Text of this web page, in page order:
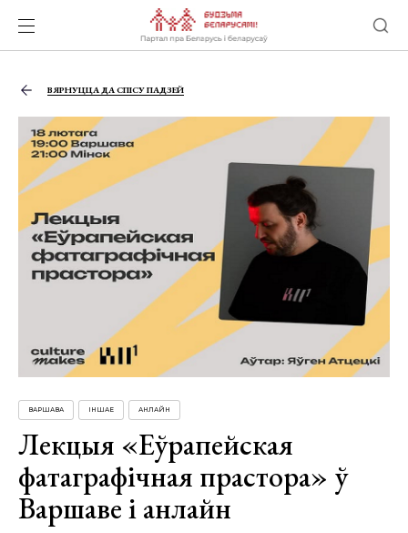
ВЯРНУЦЦА ДА СПІСУ ПАДЗЕЙ
ВАРШАВА ІНШАЕ АНЛАЙН
Лекцыя «Еўрапейская
фатаграфічная прастора» ў
Варшаве і анлайн